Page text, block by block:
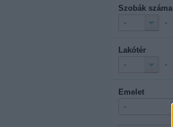
Szobák száma
- -
Lakótér
- -
Emelet
-